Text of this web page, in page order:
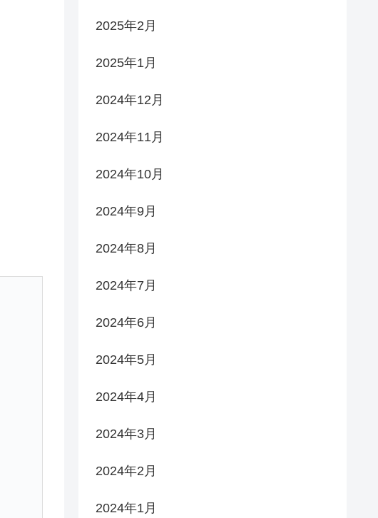
2025年2月
2025年1月
2024年12月
2024年11月
2024年10月
2024年9月
2024年8月
2024年7月
2024年6月
2024年5月
2024年4月
2024年3月
2024年2月
2024年1月